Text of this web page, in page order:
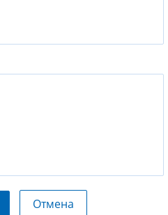
Отмена